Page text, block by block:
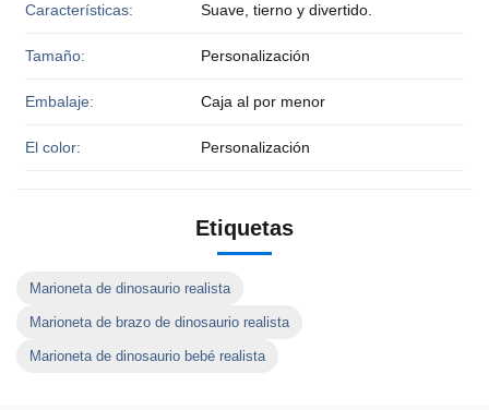
Características: Suave, tierno y divertido.
Tamaño: Personalización
Embalaje: Caja al por menor
El color: Personalización
Etiquetas
Marioneta de dinosaurio realista
Marioneta de brazo de dinosaurio realista
Marioneta de dinosaurio bebé realista